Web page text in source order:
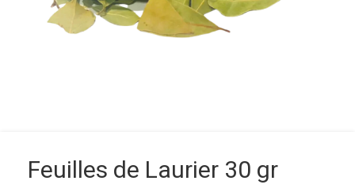
Feuilles de Laurier 30 gr